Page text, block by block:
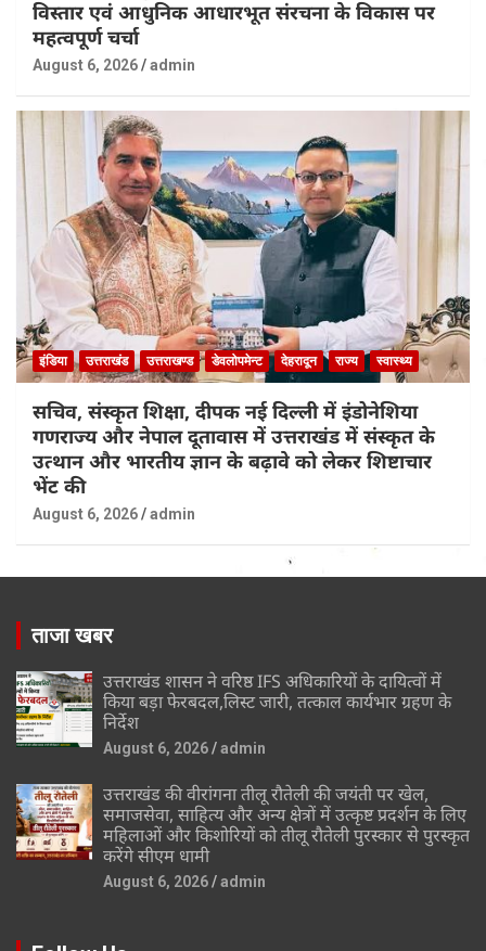
विस्तार एवं आधुनिक आधारभूत संरचना के विकास पर
महत्वपूर्ण चर्चा
August 6, 2026 admin
इंडिया उत्तराखंड उत्तराखण्ड डेवलोपमेन्ट देहरादून राज्य स्वास्थ्य
सचिव, संस्कृत शिक्षा, दीपक नई दिल्ली में इंडोनेशिया
गणराज्य और नेपाल दूतावास में उत्तराखंड में संस्कृत के
उत्थान और भारतीय ज्ञान के बढ़ावे को लेकर शिष्टाचार
भेंट की
August 6, 2026 admin
ताजा खबर
उत्तराखंड शासन ने वरिष्ठ IFS अधिकारियों के दायित्वों में
किया बड़ा फेरबदल,लिस्ट जारी, तत्काल कार्यभार ग्रहण के
निर्देश
August 6, 2026 admin
उत्तराखंड की वीरांगना तीलू रौतेली की जयंती पर खेल,
समाजसेवा, साहित्य और अन्य क्षेत्रों में उत्कृष्ट प्रदर्शन के लिए
महिलाओं और किशोरियों को तीलू रौतेली पुरस्कार से पुरस्कृत
करेंगे सीएम धामी
August 6, 2026 admin